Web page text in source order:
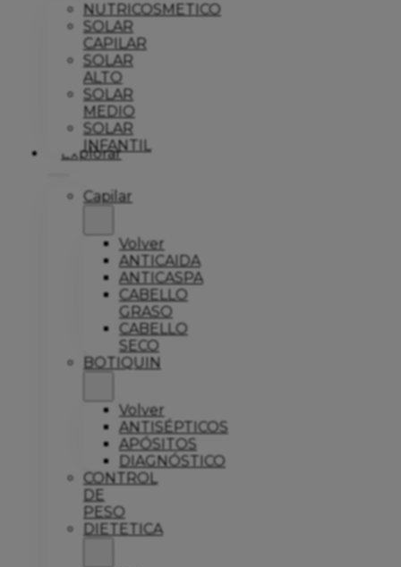
NUTRICOSMETICO
SOLAR
CAPILAR
SOLAR
ALTO
SOLAR
MEDIO
SOLAR
INFANTIL
Explorar
Capilar
Volver
ANTICAIDA
ANTICASPA
CABELLO
GRASO
CABELLO
SECO
BOTIQUIN
Volver
ANTISÉPTICOS
APÓSITOS
DIAGNÓSTICO
CONTROL
DE
PESO
DIETETICA